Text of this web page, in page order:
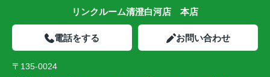
リンクルーム清澄白河店 本店
電話をする お問い合わせ
〒135-0024